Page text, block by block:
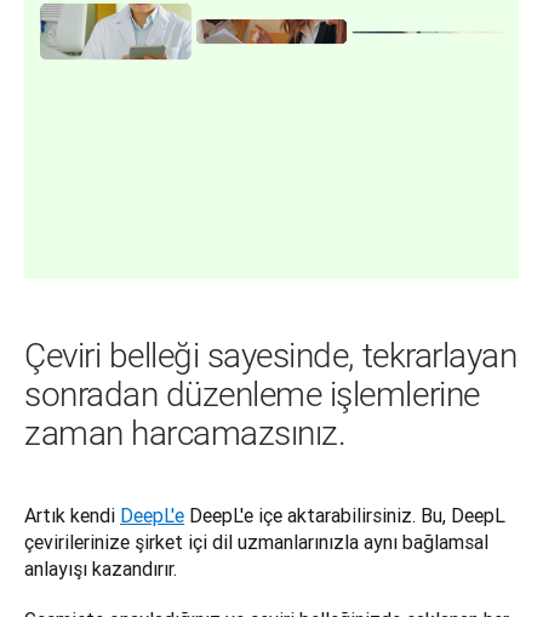
Çeviri belleği sayesinde, tekrarlayan
sonradan düzenleme işlemlerine
zaman harcamazsınız.
Artık kendi DeepL'e DeepL'e içe aktarabilirsiniz. Bu, DeepL
çevirilerinize şirket içi dil uzmanlarınızla aynı bağlamsal
anlayışı kazandırır.